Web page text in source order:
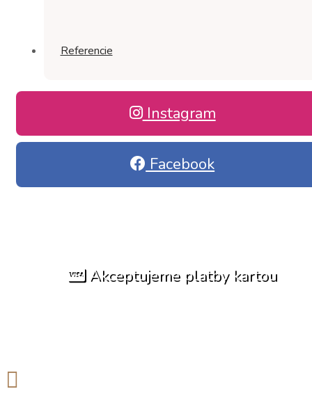
Referencie
Instagram
Facebook
Akceptujeme platby kartou